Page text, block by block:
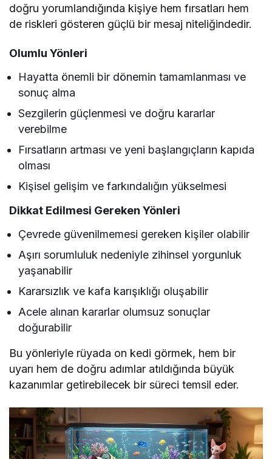
doğru yorumlandığında kişiye hem fırsatları hem
de riskleri gösteren güçlü bir mesaj niteliğindedir.
Olumlu Yönleri
Hayatta önemli bir dönemin tamamlanması ve
sonuç alma
Sezgilerin güçlenmesi ve doğru kararlar
verebilme
Fırsatların artması ve yeni başlangıçların kapıda
olması
Kişisel gelişim ve farkındalığın yükselmesi
Dikkat Edilmesi Gereken Yönleri
Çevrede güvenilmemesi gereken kişiler olabilir
Aşırı sorumluluk nedeniyle zihinsel yorgunluk
yaşanabilir
Kararsızlık ve kafa karışıklığı oluşabilir
Acele alınan kararlar olumsuz sonuçlar
doğurabilir
Bu yönleriyle rüyada on kedi görmek, hem bir
uyarı hem de doğru adımlar atıldığında büyük
kazanımlar getirebilecek bir süreci temsil eder.